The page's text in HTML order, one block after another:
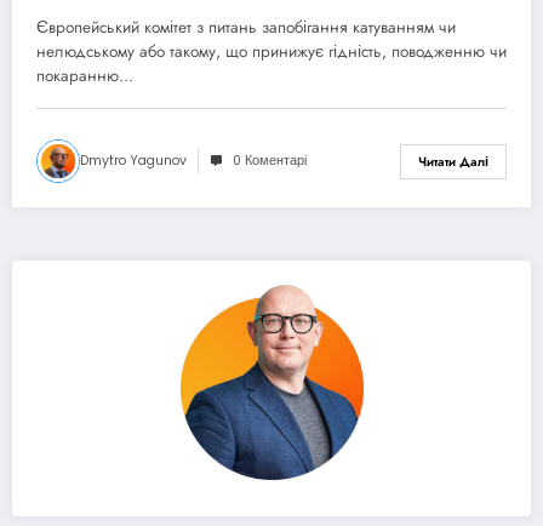
Європейський комітет з питань запобігання катуванням чи
нелюдському або такому, що принижує гідність, поводженню чи
покаранню…
Dmytro Yagunov 0 Коментарі Читати Далі